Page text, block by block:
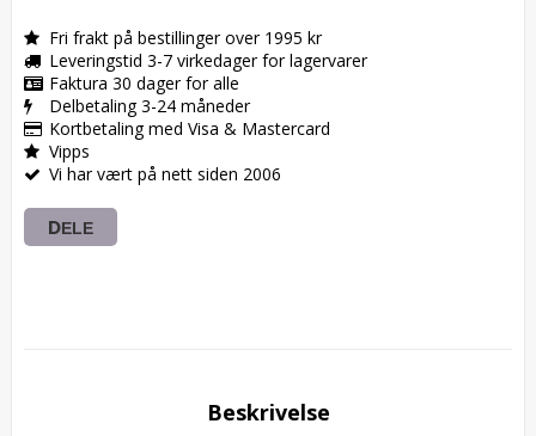
Fri frakt på bestillinger over 1995 kr
Leveringstid 3-7 virkedager for lagervarer
Faktura 30 dager for alle
Delbetaling 3-24 måneder
Kortbetaling med Visa & Mastercard
Vipps
Vi har vært på nett siden 2006
DELE
Beskrivelse